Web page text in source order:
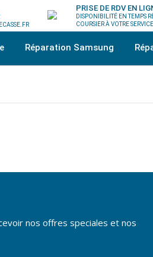
PRISE DE RDV EN
DISPONIBILITÉ EN TEMPS
COURSIER À VOTRE SERVICE
Réparation Samsung
nos offres speciales et nos